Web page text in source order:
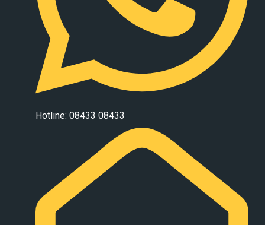
Hotline: 08433 08433